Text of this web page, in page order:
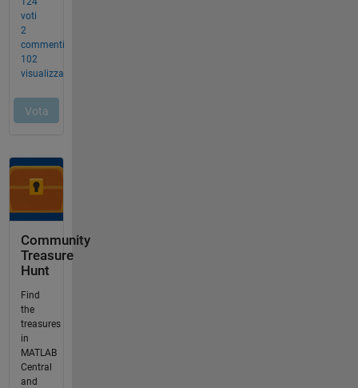
Community
Treasure
Hunt
Find
the
treasures
in
MATLAB
Central
and